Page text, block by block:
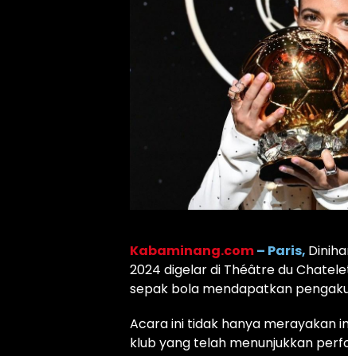
Kabaminang.com– Paris,
2024 digelar di Théâtre du
sepak bola mendapatkan
Acara ini tidak hanya merayakan
klub yang telah menunjukkan